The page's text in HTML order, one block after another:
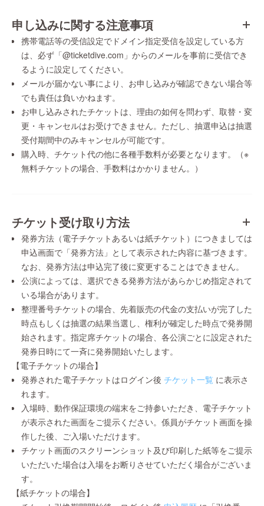
申し込みに関する注意事項
携帯電話等の受信設定でドメイン指定受信を設定している方
は、必ず「@ticketdive.com」からのメールを事前に受信でき
るように設定してください。
メールが届かない事により、お申し込みが確認できない場合等
でも責任は負いかねます。
お申し込みされたチケットは、理由の如何を問わず、取替・変
更・キャンセルはお受けできません。ただし、抽選申込は抽選
受付期間中のみキャンセルが可能です。
購入時、チケット代の他に各種手数料が必要となります。（※
無料チケットの場合、手数料はかかりません。）
チケット受け取り方法
発券方法（電子チケットあるいは紙チケット）につきましては
申込画面で「発券方法」として表示された内容に基づきます。
なお、発券方法は申込完了後に変更することはできません。
公演によっては、選択できる発券方法があらかじめ指定されて
いる場合があります。
整理番号チケットの場合、先着販売の代金の支払いが完了した
時点もしくは抽選の結果当選し、権利が確定した時点で発券開
始されます。指定席チケットの場合、各公演ごとに設定された
発券日時にて一斉に発券開始いたします。
【電子チケットの場合】
発券された電子チケットはログイン後 チケット一覧 に表示さ
れます。
入場時、動作保証環境の端末をご持参いただき、電子チケット
が表示された画面をご提示ください。係員がチケット画面を操
作した後、ご入場いただけます。
チケット画面のスクリーンショット及び印刷した紙等をご提示
いただいた場合は入場をお断りさせていただく場合がございま
す。
【紙チケットの場合】